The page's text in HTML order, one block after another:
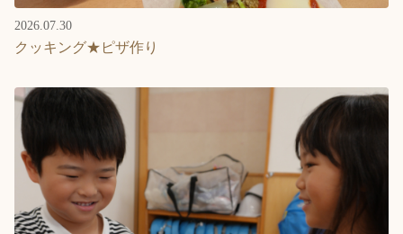
2026.07.30
クッキング★ピザ作り